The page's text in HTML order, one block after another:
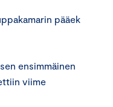
pääek
ensimmäinen
viime